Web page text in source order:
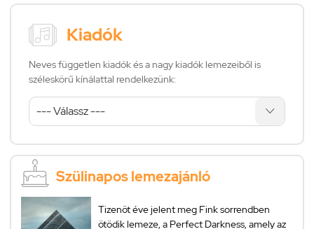
Kiadók
Neves független kiadók és a nagy kiadók lemezeiből is
széleskörű kínálattal rendelkezünk:
Szülinapos lemezajánló
Tizenöt éve jelent meg Fink sorrendben
ötödik lemeze, a Perfect Darkness, amely az